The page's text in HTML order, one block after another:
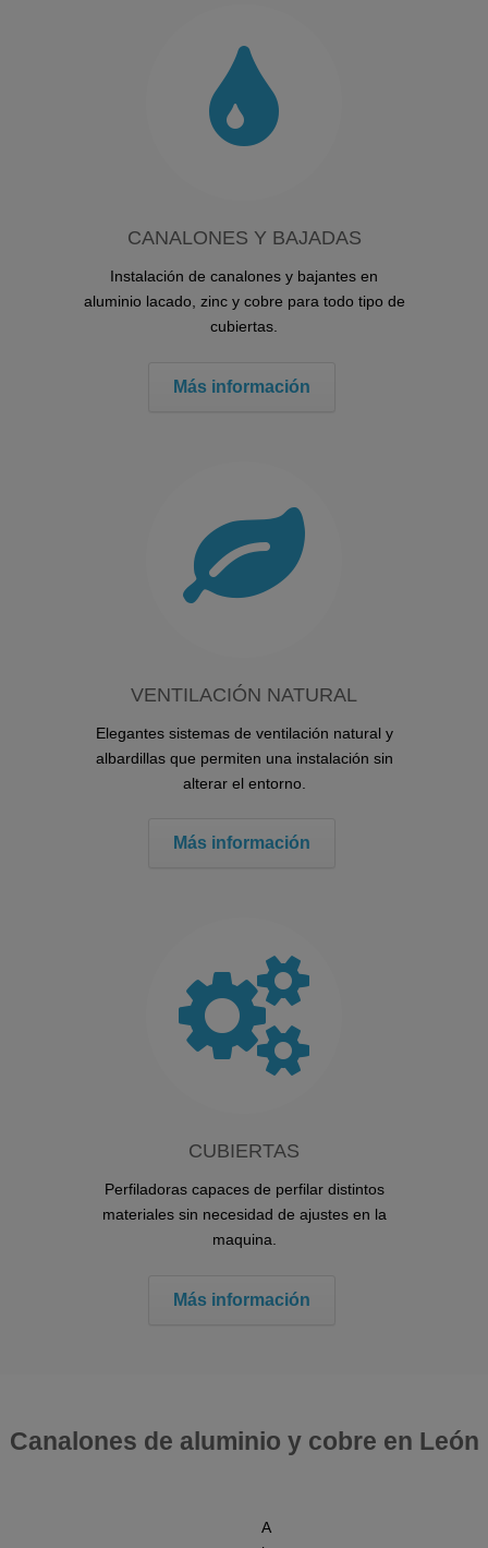
CANALONES Y BAJADAS
Instalación de canalones y bajantes en
aluminio lacado, zinc y cobre para todo tipo de
cubiertas.
Más información
VENTILACIÓN NATURAL
Elegantes sistemas de ventilación natural y
albardillas que permiten una instalación sin
alterar el entorno.
Más información
CUBIERTAS
Perfiladoras capaces de perfilar distintos
materiales sin necesidad de ajustes en la
maquina.
Más información
Canalones de aluminio y cobre en León
A